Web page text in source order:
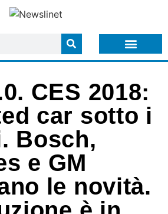
CES 2018:
car sotto i
Bosch,
e GM
le novità.